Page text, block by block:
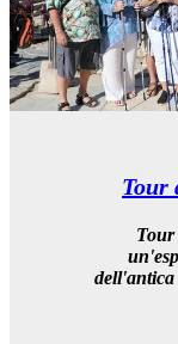
Tour
Tour
dell'antica